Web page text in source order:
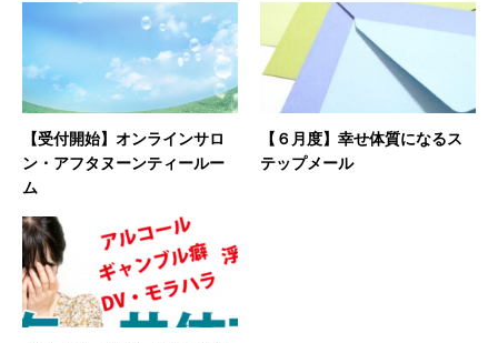
【受付開始】オンラインサロ
ン・アフタヌーンティールー
ム
【６月度】幸せ体質になるス
テップメール